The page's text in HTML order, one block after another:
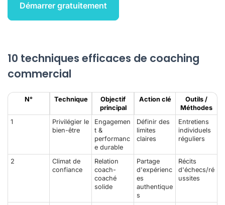
Démarrer gratuitement
10 techniques efficaces de coaching
commercial
N° Technique
Objectif
principal
Action clé
Outils /
Méthodes
1
Privilégier le
bien-être
Engagemen
t &
performanc
e durable
Définir des
limites
claires
Entretiens
individuels
réguliers
2
Climat de
confiance
Relation
coach-
coaché
solide
Partage
d'expérienc
es
authentique
s
Récits
d'échecs/ré
ussites